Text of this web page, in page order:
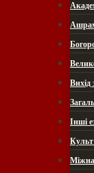
Вихід
Інші